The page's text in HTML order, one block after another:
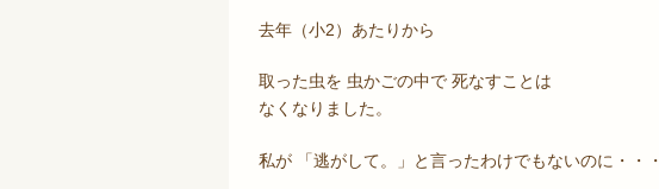
去年（小2）あたりから
取った虫を 虫かごの中で 死なすことは
なくなりました。
私が 「逃がして。」と言ったわけでもないのに・・・